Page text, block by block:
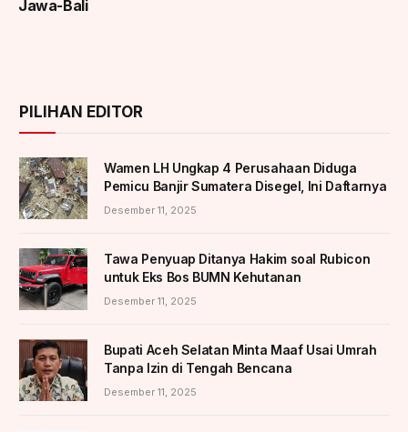
Jawa-Bali
PILIHAN EDITOR
Wamen LH Ungkap 4 Perusahaan Diduga
Pemicu Banjir Sumatera Disegel, Ini Daftarnya
Desember 11, 2025
Tawa Penyuap Ditanya Hakim soal Rubicon
untuk Eks Bos BUMN Kehutanan
Desember 11, 2025
Bupati Aceh Selatan Minta Maaf Usai Umrah
Tanpa Izin di Tengah Bencana
Desember 11, 2025